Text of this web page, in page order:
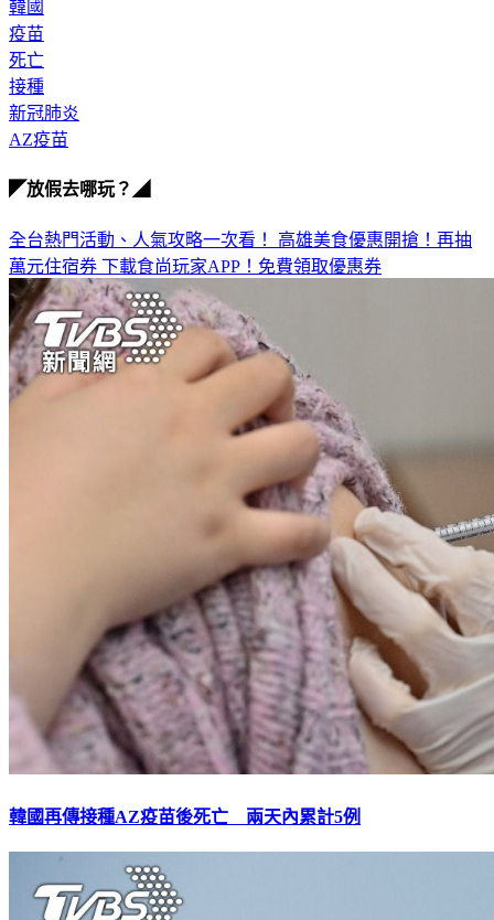
韓國
疫苗
死亡
接種
新冠肺炎
AZ疫苗
◤放假去哪玩？◢
全台熱門活動、人氣攻略一次看！ 高雄美食優惠開搶！再抽
萬元住宿券 下載食尚玩家APP！免費領取優惠券
韓國再傳接種AZ疫苗後死亡 兩天內累計5例